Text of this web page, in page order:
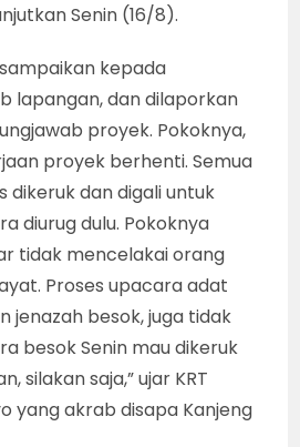
Senin (16/8).
kepada
lapangan, dan dilaporkan
proyek. Pokoknya,
proyek berhenti. Semua
dikeruk dan digali untuk
diurug dulu. Pokoknya
tidak mencelakai orang
Proses upacara adat
jenazah besok, juga tidak
besok Senin mau dikeruk
silakan saja,” ujar KRT
yang akrab disapa Kanjeng